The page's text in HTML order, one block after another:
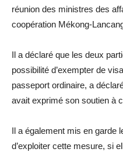
réunion des ministres des
coopération Mékong-
Il a déclaré que les deux
possibilité d’exempter de
passeport ordinaire, a
avait exprimé son soutien à
Il a également mis en garde
d’exploiter cette mesure, si